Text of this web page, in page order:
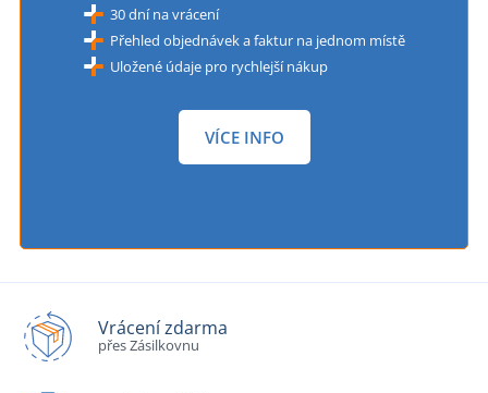
30 dní na vrácení
Přehled objednávek a faktur na jednom místě
Uložené údaje pro rychlejší nákup
VÍCE INFO
Vrácení zdarma
přes Zásilkovnu